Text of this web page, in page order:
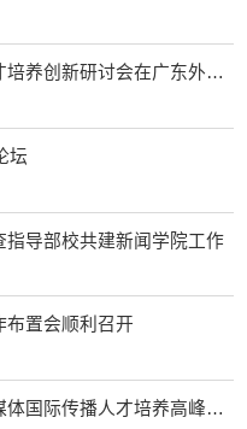
讨会在广东外语外贸大学举办
坛
导部校共建新闻学院工作
布置会顺利召开
际传播人才培养高峰论坛